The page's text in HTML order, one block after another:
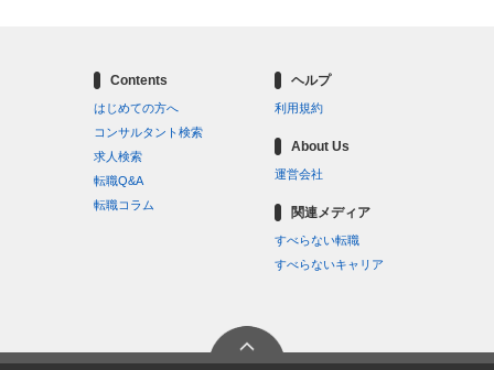
Contents
はじめての方へ
コンサルタント検索
求人検索
転職Q&A
転職コラム
ヘルプ
利用規約
About Us
運営会社
関連メディア
すべらない転職
すべらないキャリア